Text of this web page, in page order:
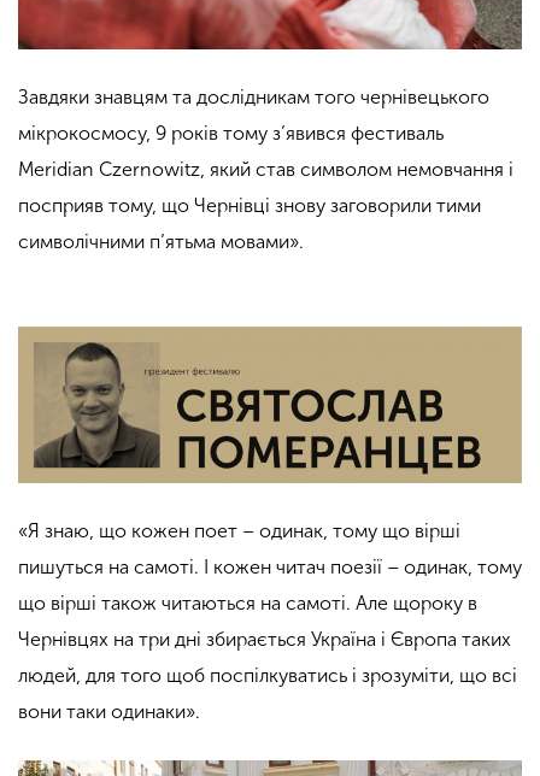
Завдяки знавцям та дослідникам того чернівецького
мікрокосмосу, 9 років тому з’явився фестиваль
Meridian Czernowitz, який став символом немовчання і
посприяв тому, що Чернівці знову заговорили тими
символічними п’ятьма мовами».
«Я знаю, що кожен поет – одинак, тому що вірші
пишуться на самоті. І кожен читач поезії – одинак, тому
що вірші також читаються на самоті. Але щороку в
Чернівцях на три дні збирається Україна і Європа таких
людей, для того щоб поспілкуватись і зрозуміти, що всі
вони таки одинаки».